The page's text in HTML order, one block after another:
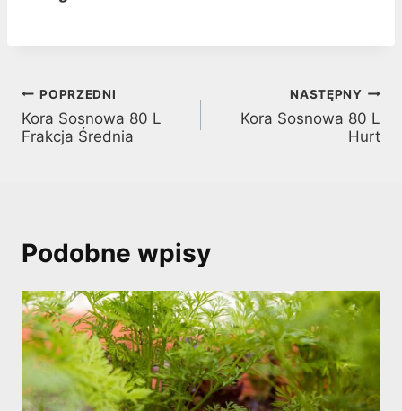
Nawigacja
wpisu
POPRZEDNI
Kora Sosnowa 80 L
Frakcja Średnia
NASTĘPNY
Kora Sosnowa 80 L
Hurt
Podobne wpisy